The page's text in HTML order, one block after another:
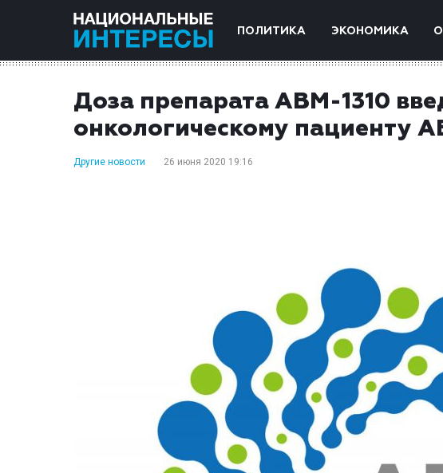
ПОЛИТИКА ЭКОНОМИКА
Доза препарата ABM-1310
онкологическому пациенту
Другие новости 26 июня 2020 19:16